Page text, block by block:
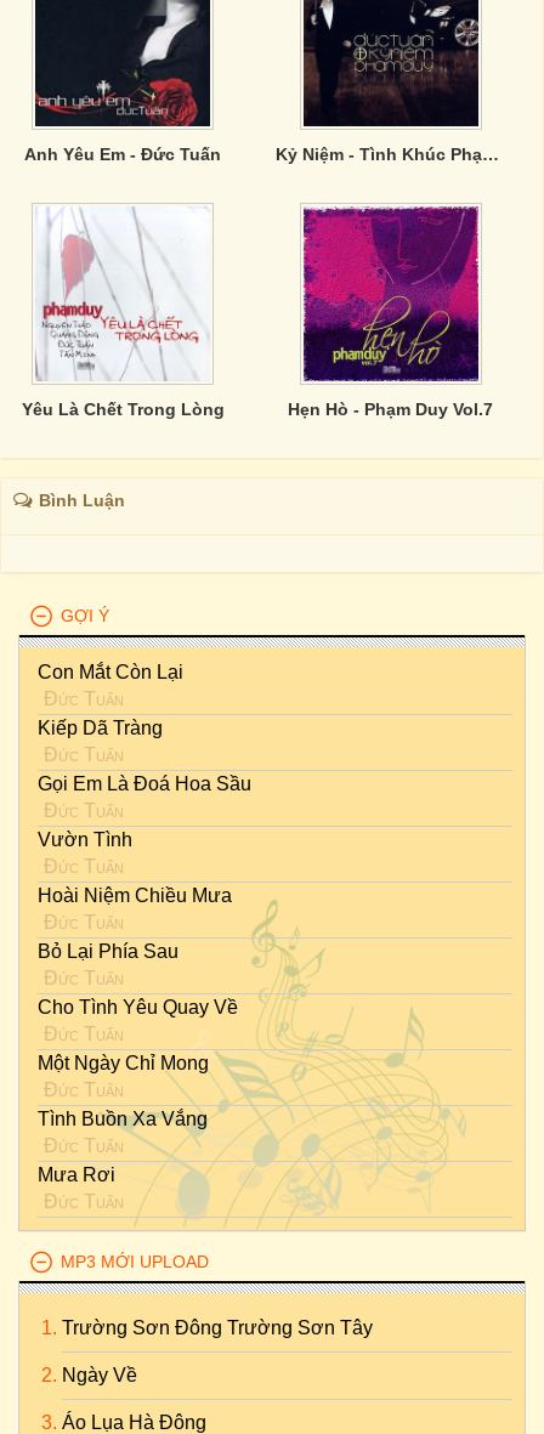
Anh Yêu Em - Đức Tuấn Kỷ Niệm - Tình Khúc Phạm Duy - CD1
Yêu Là Chết Trong Lòng Hẹn Hò - Phạm Duy Vol.7
Bình Luận
GỢI Ý
Con Mắt Còn Lại
Đức Tuấn
Kiếp Dã Tràng
Đức Tuấn
Gọi Em Là Đoá Hoa Sầu
Đức Tuấn
Vườn Tình
Đức Tuấn
Hoài Niệm Chiều Mưa
Đức Tuấn
Bỏ Lại Phía Sau
Đức Tuấn
Cho Tình Yêu Quay Về
Đức Tuấn
Một Ngày Chỉ Mong
Đức Tuấn
Tình Buồn Xa Vắng
Đức Tuấn
Mưa Rơi
Đức Tuấn
MP3 MỚI UPLOAD
Trường Sơn Đông Trường Sơn Tây
Ngày Về
Áo Lụa Hà Đông